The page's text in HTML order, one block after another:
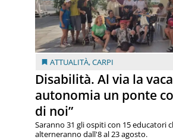
ATTUALITÀ,CARPI
Disabilità. Al via la
autonomia un ponte
di noi”
Saranno 31 gli ospiti con 15 educatori
alterneranno dall'8 al 23 agosto.